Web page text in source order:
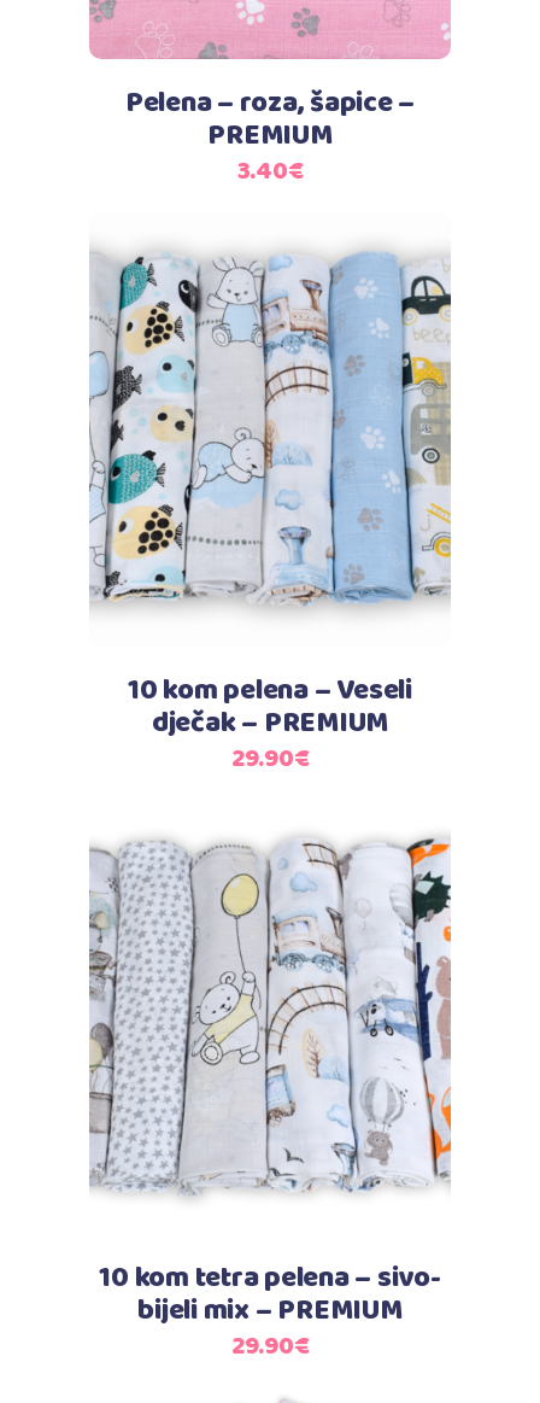
Pelena – roza, šapice –
PREMIUM
3.40€
Dodaj u košaricu
10 kom pelena – Veseli
dječak – PREMIUM
29.90€
Dodaj u košaricu
10 kom tetra pelena – sivo-
bijeli mix – PREMIUM
29.90€